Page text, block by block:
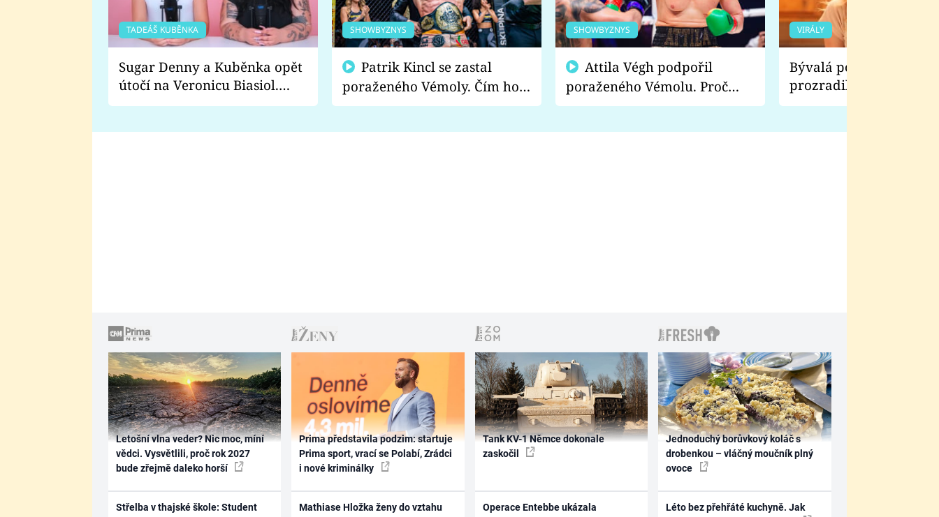
TADEÁŠ KUBĚNKA
Sugar Denny a Kuběnka opět
útočí na Veronicu Biasiol.
Proč je podle nich falešná a
SHOWBYZNYS
poraženého Vémoly. Čím ho
fanoušci naštvali?
SHOWBYZNYS
poraženého Vémolu. Proč
chce raději zápasit s ním než
VIRÁLY
Bývalá pornoherečka
prozradila, co ji
natáčení Euforie.
Letošní vlna veder? Nic moc, míní
vědci. Vysvětlili, proč rok 2027
bude zřejmě daleko horší
Střelba v thajské škole: Student
Prima představila podzim: startuje
Prima sport, vrací se Polabí, Zrádci
i nové kriminálky
Mathiase Hložka ženy do vztahu
Tank KV-1 Němce dokonale
zaskočil
Operace Entebbe ukázala
Jednoduchý borůvkový koláč s
drobenkou – vláčný moučník plný
ovoce
Léto bez přehřáté kuchyně. Jak